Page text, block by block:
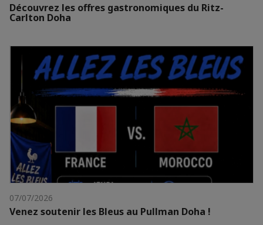
Découvrez les offres gastronomiques du Ritz-
Carlton Doha
07/07/2026
Venez soutenir les Bleus au Pullman Doha !